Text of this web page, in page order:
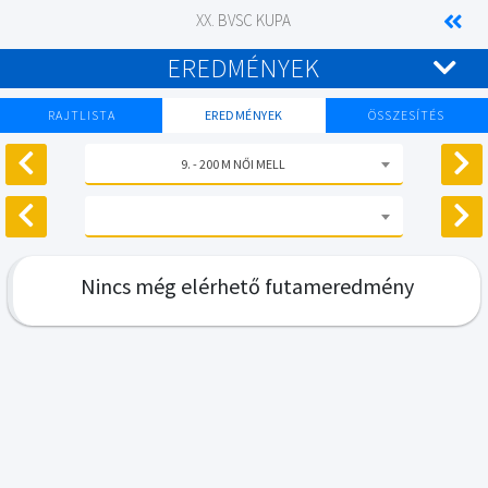
XX. BVSC KUPA
EREDMÉNYEK
RAJTLISTA EREDMÉNYEK ÖSSZESÍTÉS
9. - 200 M NŐI MELL
Nincs még elérhető futameredmény